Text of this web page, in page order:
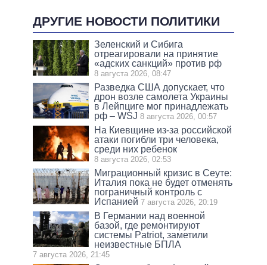
ДРУГИЕ НОВОСТИ ПОЛИТИКИ
Зеленский и Сибига
отреагировали на принятие
«адских санкций» против рф
8 августа 2026, 08:47
Разведка США допускает, что
дрон возле самолета Украины
в Лейпциге мог принадлежать
рф – WSJ 8 августа 2026, 00:57
На Киевщине из-за российской
атаки погибли три человека,
среди них ребенок
8 августа 2026, 02:53
Миграционный кризис в Сеуте:
Италия пока не будет отменять
пограничный контроль с
Испанией 7 августа 2026, 20:19
В Германии над военной
базой, где ремонтируют
системы Patriot, заметили
неизвестные БПЛА
7 августа 2026, 21:45